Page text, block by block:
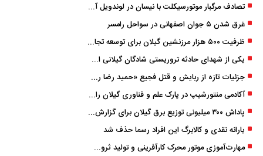
تصادف مرگبار موتورسیکلت با نیسان در لوندویل آستارا/ انتقال مصدوم با اورژانس هوایی به رشت
غرق شدن ۵ جوان اصفهانی در سواحل رامسر
ظرفیت ۵۰۰ هزار مرزنشین گیلان برای توسعه تجارت فعال می‌شود
یکی از شهدای حادثه تروریستی شادگان گیلانی است/ شهادت «سینا سیاه‌ نژاد» در درگیری با اشرار مسلح
جزئیات تازه از ربایش و قتل فجیع «حمید رضا رجب زاده» مداح جوان تهرانی؛ ۴ متهم بازداشت شدند
آکادمی منتورشیپ در پارک علم و فناوری گیلان راه‌اندازی شد
پاداش ۳۰۰ میلیونی توزیع برق گیلان برای گزارش ماینرهای غیرمجاز
یارانه نقدی و کالابرگ این افراد رسما حذف شد
مهارت‌آموزی موتور محرک کارآفرینی و تولید ثروت است